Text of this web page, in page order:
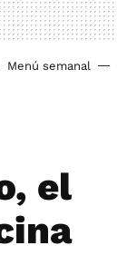
Menú semanal
el